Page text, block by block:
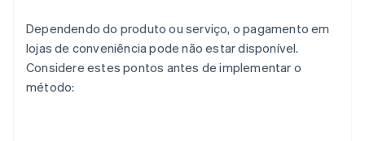
Dependendo do produto ou serviço, o pagamento em
lojas de conveniência pode não estar disponível.
Considere estes pontos antes de implementar o
método: